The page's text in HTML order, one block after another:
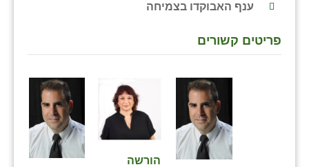
ענף האבוקדו בצמיחה
פריטים קשורים
הורשה
נהריה (אג״ש)